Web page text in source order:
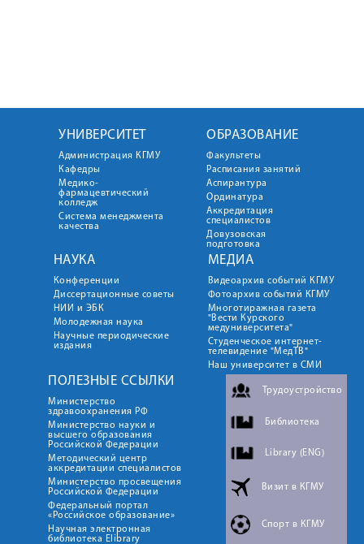
УНИВЕРСИТЕТ
Администрация КГМУ
Кафедры
Медико-
фармацевтический
колледж
Система менеджмента
качества
ОБРАЗОВАНИЕ
Факультеты
Расписания занятий
Аспирантура
Ординатура
Аккредитация
специалистов
Довузовская
подготовка
НАУКА
Конференции
Диссертационные советы
НИИ и ЭБК
Молодежная наука
Научные периодические
издания
МЕДИА
Видеоархив событий КГМУ
Фотоархив событий КГМУ
Многотиражная газета
"Вести Курского
медуниверситета"
Студенческое интернет-
телевидение "МедТВ"
Наш университет в СМИ
ПОЛЕЗНЫЕ ССЫЛКИ
Министерство
здравоохранения РФ
Министерство науки и
высшего образования
Российской Федерации
Методический центр
аккредитации специалистов
Министерство просвещения
Российской Федерации
Федеральный портал
«Российское образование»
Научная электронная
библиотека Elibrary
Трудоустройство
Библиотека
Library (ENG)
Визит в КГМУ
Спорт в КГМУ